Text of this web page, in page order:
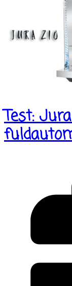
Test: